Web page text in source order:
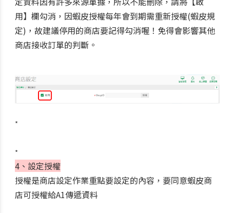
用】欄勾消，因蝦皮授權每年會到期需重新授權(蝦皮規
定)，故建議停用的商店要記得勾消喔！免得會影響其他
商店接收訂單的判斷。
*
*
4、設定授權
授權是商店設定作業重點要設定的內容，要同意蝦皮商
店可授權給A1傳遞資料